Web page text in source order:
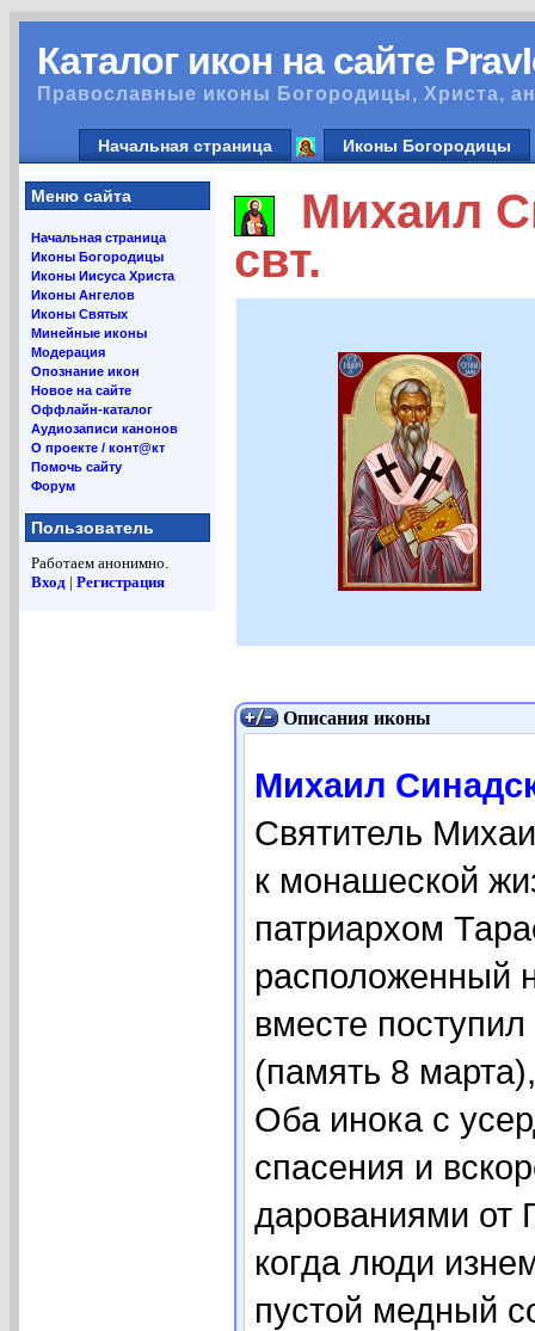
Каталог икон на сайте
Православные иконы Богородицы, Христа,
Начальная страница Иконы Богородицы
Меню сайта
Начальная страница
Иконы Богородицы
Иконы Иисуса Христа
Иконы Ангелов
Иконы Святых
Минейные иконы
Модерация
Опознание икон
Новое на сайте
Оффлайн-каталог
Аудиозаписи канонов
О проекте / конт@кт
Помочь сайту
Форум
Пользователь
Работаем анонимно.
Вход | Регистрация
Михаил
свт.
Описания иконы
Михаил
Святитель
к монашеской
патриархом
расположенный
вместе
(память 8
Оба инока с
спасения и
дарованиями от
когда люди
пустой медный